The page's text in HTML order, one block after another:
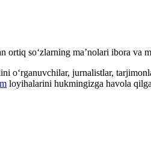
so‘zlarning ma’nolari ibora va
o‘rganuvchilar, jurnalistlar,
loyihalarini hukmingizga havola